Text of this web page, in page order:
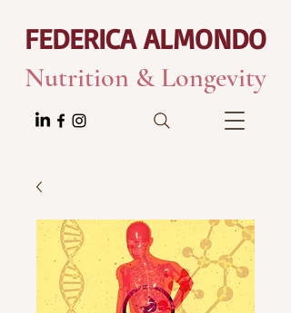
FEDERICA ALMONDO
Nutrition & Longevity